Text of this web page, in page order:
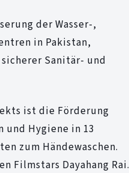
der Wasser-,
in Pakistan,
Sanitär- und
ist die Förderung
Hygiene in 13
zum Händewaschen.
Filmstars Dayahang Rai.